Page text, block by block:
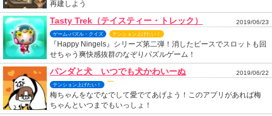
再建しよう
Tasty Trek（テイスティー・トレック） 2019/06/23
ゲーム-パズル・クイズ テンション上げたい！
『Happy Ningels』シリーズ第二弾！消したピースでスロットも回
せちゃう爽快感抜群のなぞりパズルゲーム！
パンダと犬 いつでも犬かわいーぬ 2019/06/22
テンション上げたい！
梅ちゃんをなでなでして愛でてあげよう！このアプリがあれば梅
ちゃんといつまでもいっしょ！